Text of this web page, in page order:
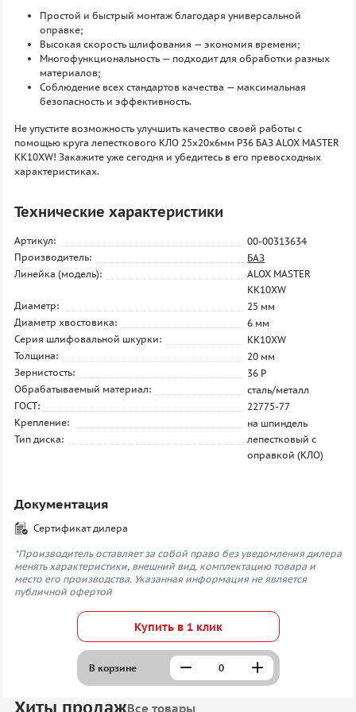
Простой и быстрый монтаж благодаря универсальной
оправке;
Высокая скорость шлифования — экономия времени;
Многофункциональность — подходит для обработки разных
материалов;
Соблюдение всех стандартов качества — максимальная
безопасность и эффективность.
Не упустите возможность улучшить качество своей работы с
помощью круга лепесткового КЛО 25х20х6мм P36 БАЗ ALOX MASTER
KK10XW! Закажите уже сегодня и убедитесь в его превосходных
характеристиках.
Технические характеристики
Артикул:
00-00313634
Производитель:
БАЗ
Линейка (модель):
ALOX MASTER
KK10XW
Диаметр:
25 мм
Диаметр хвостовика:
6 мм
Серия шлифовальной шкурки:
KK10XW
Толщина:
20 мм
Зернистость:
36 P
Обрабатываемый материал:
сталь/металл
ГОСТ:
22775-77
Крепление:
на шпиндель
Тип диска:
лепестковый с
оправкой (КЛО)
Документация
Сертификат дилера
*Производитель оставляет за собой право без уведомления дилера
менять характеристики, внешний вид, комплектацию товара и
место его производства. Указанная информация не является
публичной офертой
Купить в 1 клик
В корзине
Хиты продажВсе товары